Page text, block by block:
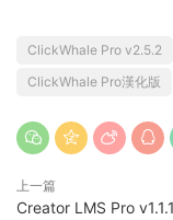
ClickWhale Pro v2.5.2
ClickWhale Pro漢化版
上一篇
Creator LMS Pro